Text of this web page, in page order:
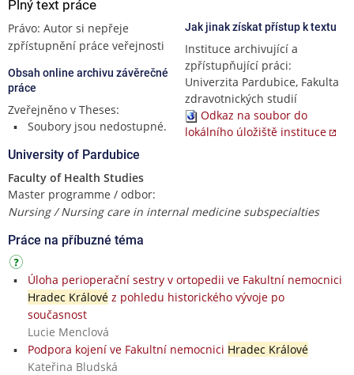
Plný text práce
Právo: Autor si nepřeje
zpřístupnění práce veřejnosti
Obsah online archivu závěrečné
práce
Zveřejněno v Theses:
Soubory jsou nedostupné.
Jak jinak získat přístup k textu
Instituce archivující a
zpřístupňující práci:
Univerzita Pardubice, Fakulta
zdravotnických studií
Odkaz na soubor do
lokálního úložiště instituce
University of Pardubice
Faculty of Health Studies
Master programme / odbor:
Nursing / Nursing care in internal medicine subspecialties
Práce na příbuzné téma
Úloha perioperační sestry v ortopedii ve Fakultní nemocnici
Hradec Královéz pohledu historického vývoje po
současnost
Lucie Menclová
Podpora kojení ve Fakultní nemocnici Hradec Králové
Kateřina Bludská